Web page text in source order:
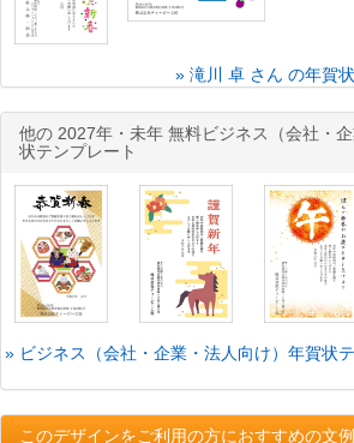
» 滝川 卓 さん の年賀
他の 2027年・未年 無料ビジネス（会社・
状テンプレート
» ビジネス（会社・企業・法人向け）年賀状
このデザインをご利用の方におすすめの文